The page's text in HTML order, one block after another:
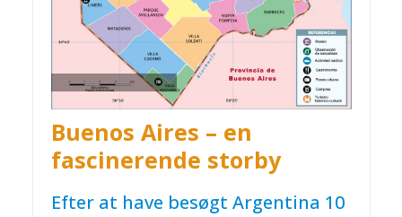
Buenos Aires – en
fascinerende storby
Efter at have besøgt Argentina 10